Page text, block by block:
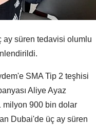
ay süren tedavisi olumlu
SMA Tip 2 teşhisi
Aliye Ayaz
milyon 900 bin dolar
Dubai'de üç ay süren